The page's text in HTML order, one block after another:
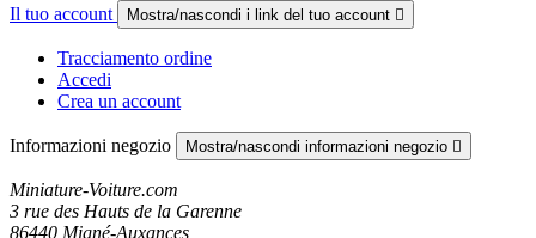
Il tuo account Mostra/nascondi i link del tuo account 
Tracciamento ordine
Accedi
Crea un account
Informazioni negozio Mostra/nascondi informazioni negozio 
Miniature-Voiture.com
3 rue des Hauts de la Garenne
86440 Migné-Auxances